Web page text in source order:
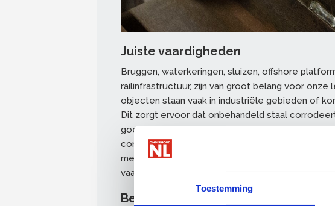
Toestemming
Juiste vaardigheden
Bruggen, waterkeringen, sluizen, offshore
railinfrastructuur, zijn van groot belang voor
objecten staan vaak in industriële gebieden of
Dit zorgt ervoor dat onbehandeld staal
goed beschermd worden. Het overgrote deel
conserveringslaag is vaak te wijten aan
medewerkers die kennis van zaken hebben en
vaardigheden, zijn een must om metalen
Behaal het certificaat